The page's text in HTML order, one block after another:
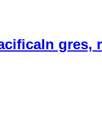
In gres,